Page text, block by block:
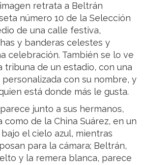
retrata a Beltrán
número 10 de la Selección
de una calle festiva,
y banderas celestes y
celebración. También se lo ve
tribuna de un estadio, con una
con su nombre, y
está donde más le gusta.
junto a sus hermanos,
de la China Suárez, en un
el cielo azul, mientras
para la cámara; Beltrán,
y la remera blanca, parece